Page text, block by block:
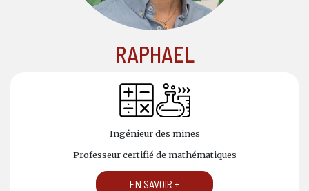
RAPHAEL
Ingénieur des mines
Professeur certifié de mathématiques
EN SAVOIR +